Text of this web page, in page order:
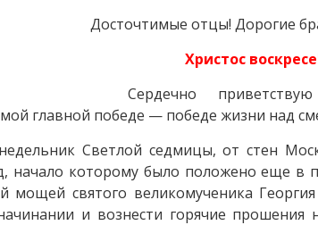
Досточтимые отцы! Дорогие
Христос
Сердечно
главной победе — победе жизни над
Светлой cедмицы, от стен
начало которому было положено еще в
мощей святого великомученика
и вознести горячие прошения